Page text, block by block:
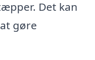
Det kan
gøre